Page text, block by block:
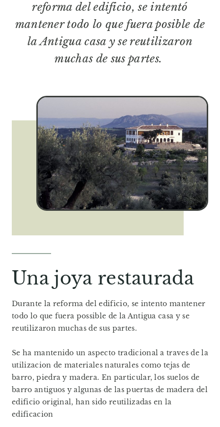
reforma del edificio, se intentó
mantener todo lo que fuera posible de
la Antigua casa y se reutilizaron
muchas de sus partes.
Una joya restaurada
Durante la reforma del edificio, se intento mantener
todo lo que fuera possible de la Antigua casa y se
reutilizaron muchas de sus partes.
Se ha mantenido un aspecto tradicional a traves de la
utilizacion de materiales naturales como tejas de
barro, piedra y madera. En particular, los suelos de
barro antiguos y algunas de las puertas de madera del
edificio original, han sido reutilizadas en la
edificacion